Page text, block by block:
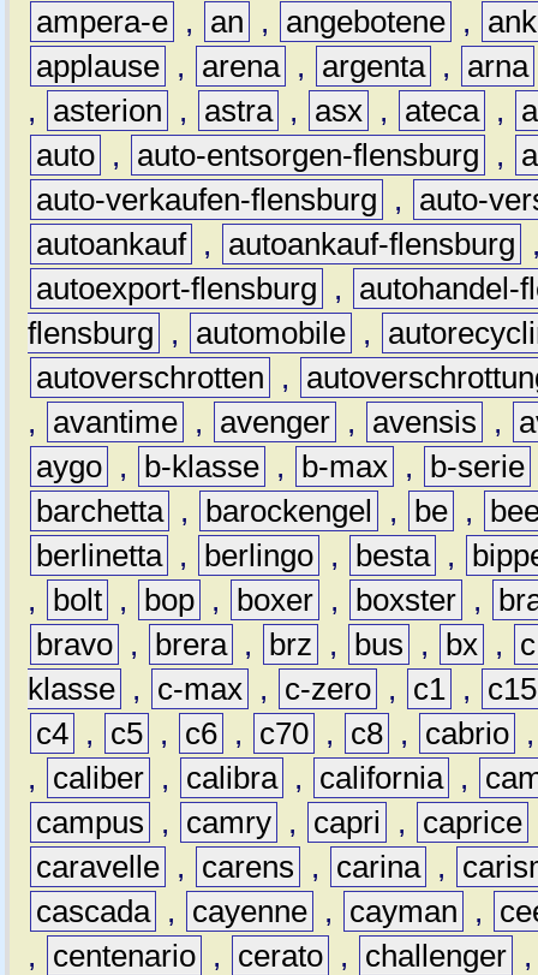
ampera-e , an , angebotene ,
applause , arena , argenta , arna
,
asterion , astra , asx , ateca ,
auto , auto-entsorgen-flensburg ,
auto-verkaufen-flensburg
,
auto-
autoankauf , autoankauf-flensburg
autoexport-flensburg
,
autohandel-
flensburg
, automobile ,
autoverschrotten
,
,
avantime , avenger , avensis ,
aygo , b-klasse , b-max , b-serie
barchetta , barockengel , be ,
berlinetta , berlingo , besta ,
,
bolt , bop , boxer , boxster ,
bravo , brera , brz , bus , bx ,
c
klasse , c-max , c-zero , c1 ,
c15
c4 , c5 , c6 , c70 , c8 , cabrio
,
caliber , calibra , california ,
campus
, camry , capri , caprice
caravelle , carens , carina ,
cascada , cayenne , cayman ,
,
centenario , cerato , challenger